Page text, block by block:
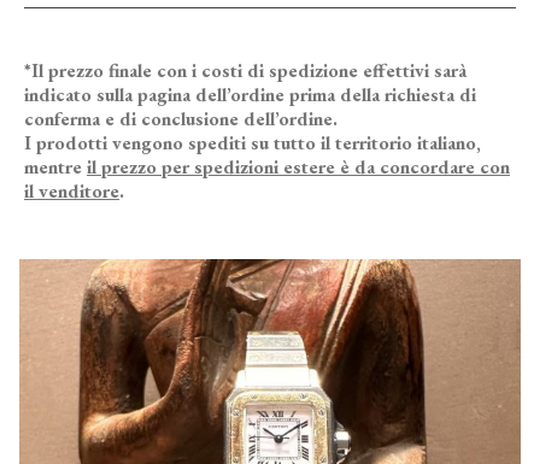
*Il prezzo finale con i costi di spedizione effettivi sarà
indicato sulla pagina dell’ordine prima della richiesta di
conferma e di conclusione dell’ordine.
I prodotti vengono spediti su tutto il territorio italiano,
mentre il prezzo per spedizioni estere è da concordare con
il venditore.